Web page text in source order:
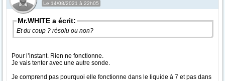
Le 14/08/2021 à 22h05
Mr.WHITE a écrit:
Et du coup ? résolu ou non?
Pour l’instant. Rien ne fonctionne.
Je vais tenter avec une autre sonde.
Je comprend pas pourquoi elle fonctionne dans le liquide à 7 et pas dans